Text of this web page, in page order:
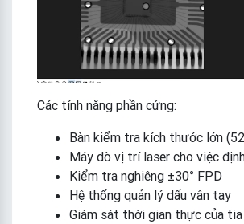
Các tính năng phần cứng:
Bàn kiểm tra kích thước lớn
Máy dò vị trí laser cho việc
Kiểm tra nghiêng ±30° FPD
Hệ thống quản lý dấu vân tay
Giám sát thời gian thực của